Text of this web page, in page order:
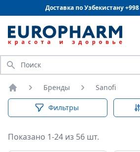
Доставка по Узбекистану +998
Искать
Главная
Бренды Sanofi
Фильтры
Показано 1-24 из 56 шт.